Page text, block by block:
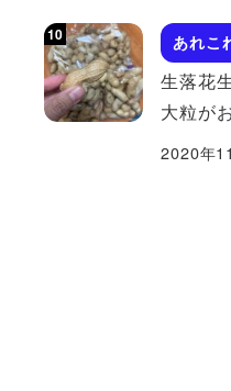
あれこ
生落花
大粒が
2020年